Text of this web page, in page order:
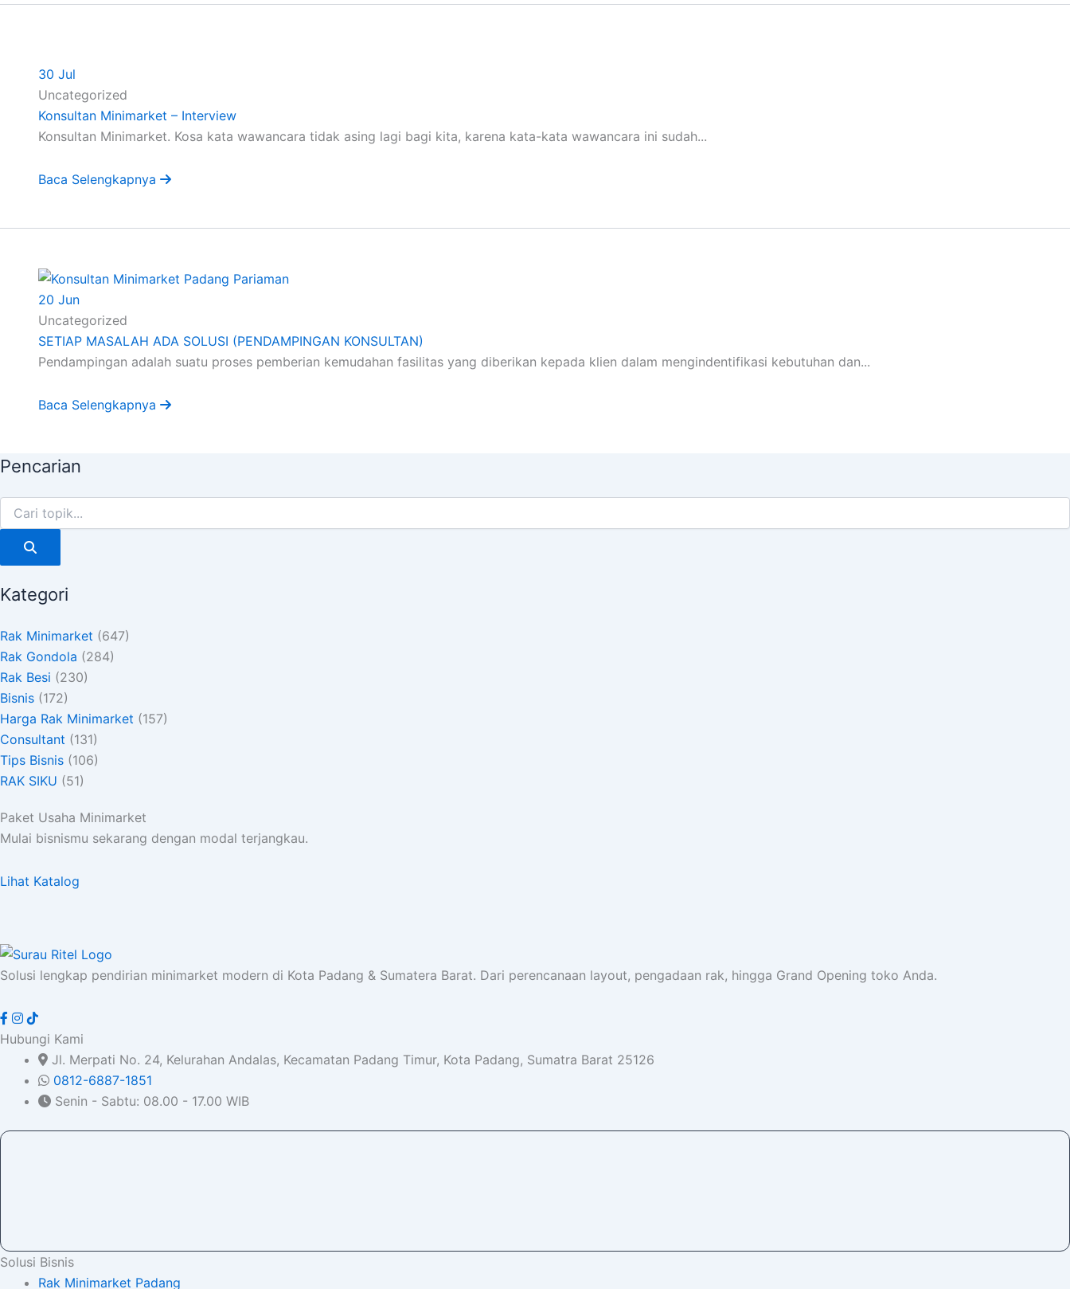
30 Jul
Uncategorized
Konsultan Minimarket – Interview
Konsultan Minimarket. Kosa kata wawancara tidak asing lagi bagi kita, karena kata-kata wawancara ini sudah...
Baca Selengkapnya
20 Jun
Uncategorized
SETIAP MASALAH ADA SOLUSI (PENDAMPINGAN KONSULTAN)
Pendampingan adalah suatu proses pemberian kemudahan fasilitas yang diberikan kepada klien dalam mengindentifikasi kebutuhan dan...
Baca Selengkapnya
Pencarian
Kategori
Rak Minimarket (647)
Rak Gondola (284)
Rak Besi (230)
Bisnis (172)
Harga Rak Minimarket (157)
Consultant (131)
Tips Bisnis (106)
RAK SIKU (51)
Paket Usaha Minimarket
Mulai bisnismu sekarang dengan modal terjangkau.
Lihat Katalog
Solusi lengkap pendirian minimarket modern di Kota Padang & Sumatera Barat. Dari perencanaan layout, pengadaan rak, hingga Grand Opening toko Anda.
Hubungi Kami
Jl. Merpati No. 24, Kelurahan Andalas, Kecamatan Padang Timur, Kota Padang, Sumatra Barat 25126
0812-6887-1851
Senin - Sabtu: 08.00 - 17.00 WIB
Solusi Bisnis
Rak Minimarket Padang